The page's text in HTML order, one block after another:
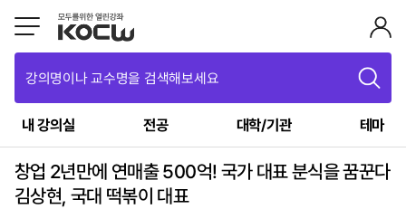
강의명이나 교수명을 검색해보세요
내 강의실 전공 대학/기관 테마
창업 2년만에 연매출 500억! 국가 대표 분식을 꿈꾼다
김상현, 국대 떡볶이 대표